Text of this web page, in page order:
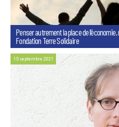
Penser autrement la place de
Fondation Terre Solidaire
15 septembre 2021